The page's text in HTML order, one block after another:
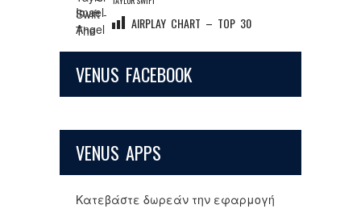
AIRPLAY CHART – TOP 30
VENUS FACEBOOK
VENUS APPS
Κατεβάστε δωρεάν την εφαρμογή